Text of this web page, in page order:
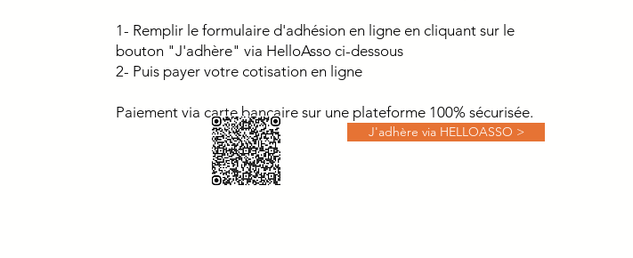
1- Remplir le formulaire d'adhésion en ligne en cliquant sur le
bouton "J'adhère" via HelloAsso ci-dessous
2- Puis payer votre cotisation en ligne
Paiement via carte bancaire sur une plateforme 100% sécurisée.
J'adhère via HELLOASSO >